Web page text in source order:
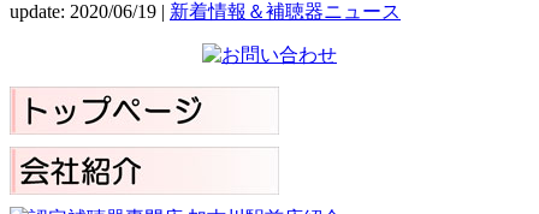
update: 2020/06/19 | 新着情報＆補聴器ニュース